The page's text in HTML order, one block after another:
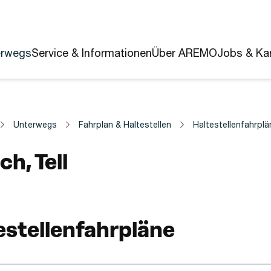
Service & InformationenÜber AREMOJobs &
Unterwegs Fahrplan & Haltestellen
Tell